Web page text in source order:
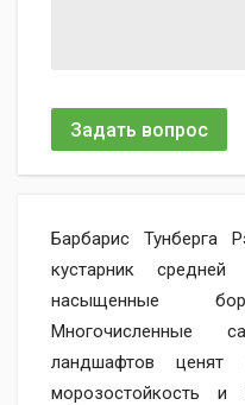
Задать вопрос
Барбарис Тунберга
кустарник
насыщенные
Многочисленные
ландшафтов
морозостойкость и